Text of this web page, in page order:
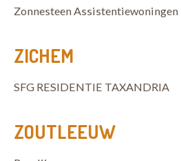
Zonnesteen Assistentiewoningen
ZICHEM
SFG RESIDENTIE TAXANDRIA
ZOUTLEEUW